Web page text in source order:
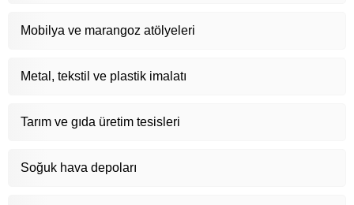
Mobilya ve marangoz atölyeleri
Metal, tekstil ve plastik imalatı
Tarım ve gıda üretim tesisleri
Soğuk hava depoları